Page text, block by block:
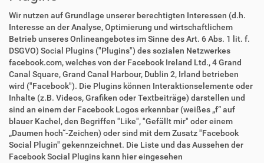
Wir nutzen auf Grundlage unserer berechtigten Interessen (d.h.
Interesse an der Analyse, Optimierung und wirtschaftlichem
Betrieb unseres Onlineangebotes im Sinne des Art. 6 Abs. 1 lit. f.
DSGVO) Social Plugins ("Plugins") des sozialen Netzwerkes
facebook.com, welches von der Facebook Ireland Ltd., 4 Grand
Canal Square, Grand Canal Harbour, Dublin 2, Irland betrieben
wird ("Facebook"). Die Plugins können Interaktionselemente oder
Inhalte (z.B. Videos, Grafiken oder Textbeiträge) darstellen und
sind an einem der Facebook Logos erkennbar (weißes „f“ auf
blauer Kachel, den Begriffen "Like", "Gefällt mir" oder einem
„Daumen hoch“-Zeichen) oder sind mit dem Zusatz "Facebook
Social Plugin" gekennzeichnet. Die Liste und das Aussehen der
Facebook Social Plugins kann hier eingesehen